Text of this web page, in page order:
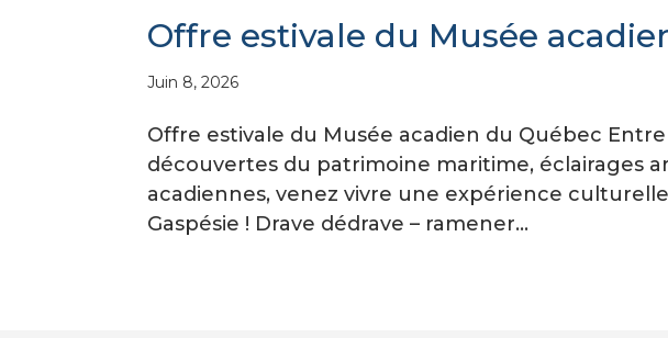
Offre estivale du Musée
Juin 8, 2026
Offre estivale du Musée acadien du Québec
découvertes du patrimoine maritime, éclairages
acadiennes, venez vivre une expérience
Gaspésie ! Drave dédrave – ramener...